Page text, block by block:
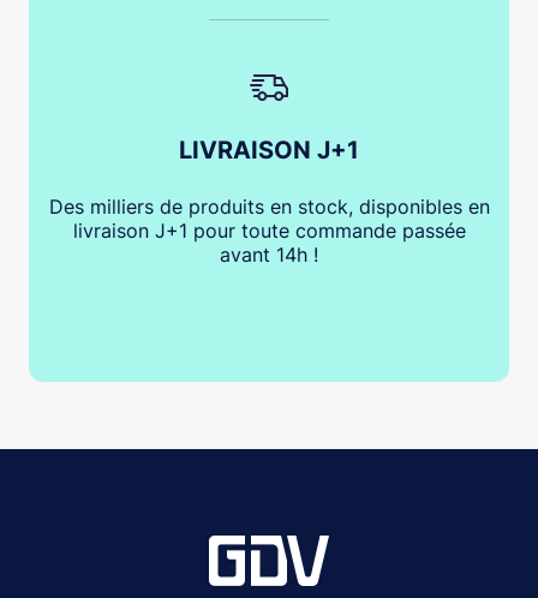
LIVRAISON J+1
Des milliers de produits en stock, disponibles en
livraison J+1 pour toute commande passée
avant 14h !